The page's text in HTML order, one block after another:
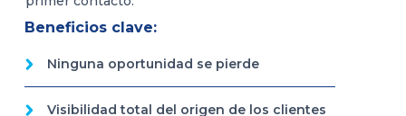
Beneficios clave:
Ninguna oportunidad se pierde
Visibilidad total del origen de los clientes